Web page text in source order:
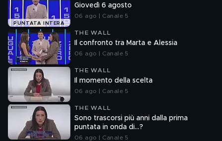
PUNTATA INTERA
Giovedì 6 agosto
06 ago | Canale 5
THE WALL
Il confronto tra Marta e Alessia
06 ago | Canale 5
THE WALL
Il momento della scelta
06 ago | Canale 5
THE WALL
Sono trascorsi più anni dalla prima
puntata in onda di...?
06 ago | Canale 5